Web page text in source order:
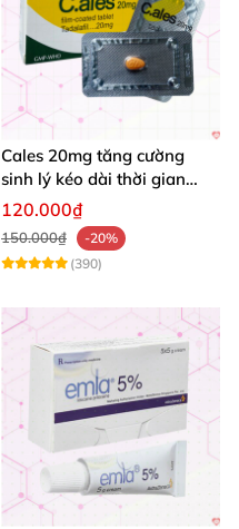
Cales 20mg tăng cường
sinh lý kéo dài thời gian
quan hệ chống xuất tinh
120.000₫
150.000₫
-20%
(390)